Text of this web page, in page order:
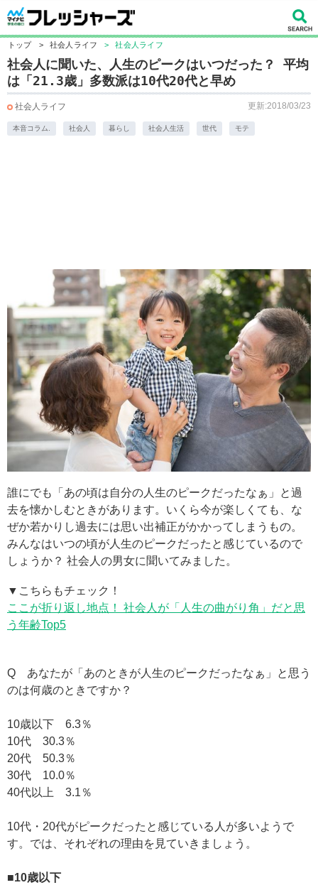
トップ > 社会人ライフ > 社会人ライフ
社会人に聞いた、人生のピークはいつだった？ 平均
は「21.3歳」多数派は10代20代と早め
社会人ライフ 更新:2018/03/23
本音コラム. 社会人 暮らし 社会人生活 世代 モテ
誰にでも「あの頃は自分の人生のピークだったなぁ」と過
去を懐かしむときがあります。いくら今が楽しくても、な
ぜか若かりし過去には思い出補正がかかってしまうもの。
みんなはいつの頃が人生のピークだったと感じているので
しょうか？ 社会人の男女に聞いてみました。
▼こちらもチェック！
ここが折り返し地点！ 社会人が「人生の曲がり角」だと思
う年齢Top5
Q あなたが「あのときが人生のピークだったなぁ」と思う
のは何歳のときですか？
10歳以下 6.3％
10代 30.3％
20代 50.3％
30代 10.0％
40代以上 3.1％
10代・20代がピークだったと感じている人が多いようで
す。では、それぞれの理由を見ていきましょう。
■10歳以下